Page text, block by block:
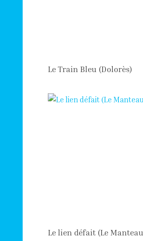
Le Train Bleu (Dolorès)
Le lien défait (Le